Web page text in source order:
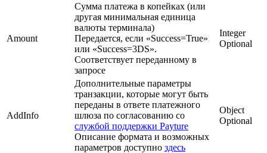
Amount
Сумма платежа в копейках (или
другая минимальная единица
валюты терминала)
Передается, если «Success=True»
или «Success=3DS».
Соответствует переданному в
запросе
Integer
Optional
AddInfo
Дополнительные параметры
транзакции, которые могут быть
переданы в ответе платежного
шлюза по согласованию со
службой поддержки Payture
Описание формата и возможных
параметров доступно здесь
Object
Optional